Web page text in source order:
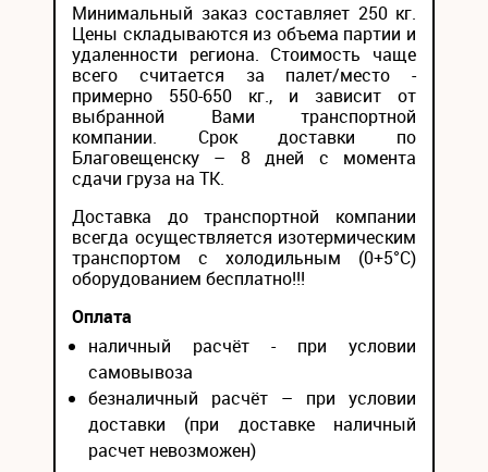
Минимальный заказ составляет 250 кг.
Цены складываются из объема партии и
удаленности региона. Стоимость чаще
всего считается за палет/место -
примерно 550-650 кг., и зависит от
выбранной Вами транспортной
компании. Срок доставки по
Благовещенску – 8 дней с момента
сдачи груза на ТК.
Доставка до транспортной компании
всегда осуществляется изотермическим
транспортом с холодильным (0+5°С)
оборудованием бесплатно!!!
Оплата
наличный расчёт - при условии
самовывоза
безналичный расчёт – при условии
доставки (при доставке наличный
расчет невозможен)